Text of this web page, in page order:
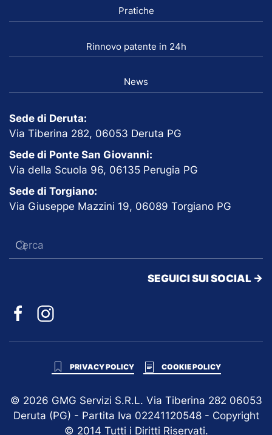
Pratiche
Rinnovo patente in 24h
News
Sede di Deruta:
Via Tiberina 282, 06053 Deruta PG
Sede di Ponte San Giovanni:
Via della Scuola 96, 06135 Perugia PG
Sede di Torgiano:
Via Giuseppe Mazzini 19, 06089 Torgiano PG
SEGUICI SUI SOCIAL ->
PRIVACY POLICY COOKIE POLICY
© 2026 GMG Servizi S.R.L. Via Tiberina 282 06053
Deruta (PG) - Partita Iva 02241120548 - Copyright
© 2014 Tutti i Diritti Riservati.